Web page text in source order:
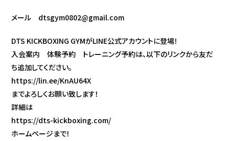
メール dtsgym0802@gmail.com
DTS KICKBOXING GYMがLINE公式アカウントに登場！
入会案内 体験予約 トレーニング予約は、以下のリンクから友だ
ち追加してください。
https://lin.ee/KnAU64X
までよろしくお願い致します！
詳細は
https://dts-kickboxing.com/
ホームページまで！